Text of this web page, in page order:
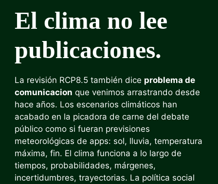
El clima no lee
publicaciones.
La revisión RCP8.5 también dice problema de
comunicacion que venimos arrastrando desde
hace años. Los escenarios climáticos han
acabado en la picadora de carne del debate
público como si fueran previsiones
meteorológicas de apps: sol, lluvia, temperatura
máxima, fin. El clima funciona a lo largo de
tiempos, probabilidades, márgenes,
incertidumbres, trayectorias. La política social